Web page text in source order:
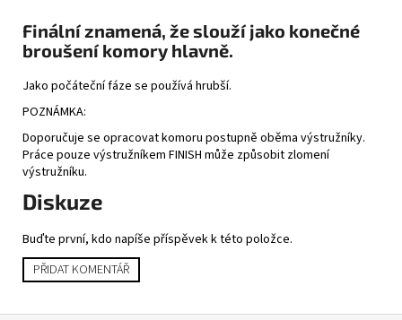
Finální znamená, že slouží jako konečné
broušení komory hlavně.
Jako počáteční fáze se používá hrubší.
POZNÁMKA:
Doporučuje se opracovat komoru postupně oběma výstružníky.
Práce pouze výstružníkem FINISH může způsobit zlomení
výstružníku.
Diskuze
Buďte první, kdo napíše příspěvek k této položce.
PŘIDAT KOMENTÁŘ